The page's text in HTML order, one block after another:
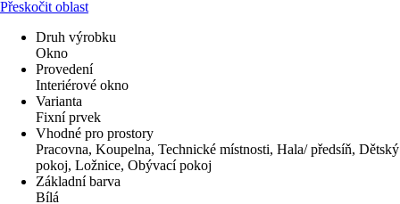
Přeskočit oblast
Druh výrobku
Okno
Provedení
Interiérové okno
Varianta
Fixní prvek
Vhodné pro prostory
Pracovna, Koupelna, Technické místnosti, Hala/ předsíň, Dětský
pokoj, Ložnice, Obývací pokoj
Základní barva
Bílá